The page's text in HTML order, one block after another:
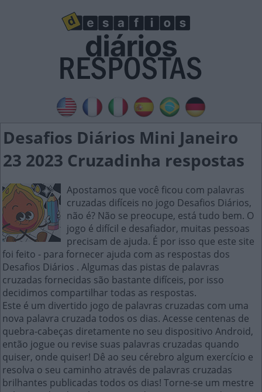
Desafios Diários Mini Janeiro
23 2023 Cruzadinha respostas
Apostamos que você ficou com palavras
cruzadas difíceis no jogo Desafios Diários,
não é? Não se preocupe, está tudo bem. O
jogo é difícil e desafiador, muitas pessoas
precisam de ajuda. É por isso que este site
foi feito - para fornecer ajuda com as respostas dos
Desafios Diários . Algumas das pistas de palavras
cruzadas fornecidas são bastante difíceis, por isso
decidimos compartilhar todas as respostas.
Este é um divertido jogo de palavras cruzadas com uma
nova palavra cruzada todos os dias. Acesse centenas de
quebra-cabeças diretamente no seu dispositivo Android,
então jogue ou revise suas palavras cruzadas quando
quiser, onde quiser! Dê ao seu cérebro algum exercício e
resolva o seu caminho através de palavras cruzadas
brilhantes publicadas todos os dias! Torne-se um mestre